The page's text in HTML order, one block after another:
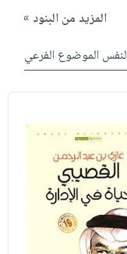
المزيد من البنود »
لنفس الموضوع الفرعي